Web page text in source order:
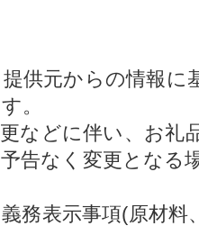
供元からの情報に
。
などに伴い、お礼
告なく変更となる
務表示事項(原材料